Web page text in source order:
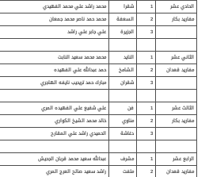
الحادي عشر 1 شقرا محمد راشد علي محمد الفهيدي
مفاريد بكار
2 السعفة محمد حمد ناصر محمد جمعان
3
الجزيرة علي جابر علي راشد
الثاني عشر 1 النايد محمد محمد سعيد النابت
مفاريد قعدان
2 الشامخ حمد عبدالله علي الفهيده
3
شقران مبارك حمد تريحيب نايفه الهاجري
الثالث عشر 1 فن علي شفيع علي الفهيده المري
مفاريد بكار
2 مناوي خالد محمد الشيخ الكواري
3
دغاشة الحميدي راشد علي المقارح
الرابع عشر 1 مشرف عبدالله سعيد محمد قربان الجحيش
مفاريد قعدان
2 ملفت راشد سعيد صالح العرج المري